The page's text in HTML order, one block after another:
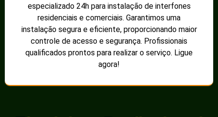
especializado 24h para instalação de interfones
residenciais e comerciais. Garantimos uma
instalação segura e eficiente, proporcionando maior
controle de acesso e segurança. Profissionais
qualificados prontos para realizar o serviço. Ligue
agora!